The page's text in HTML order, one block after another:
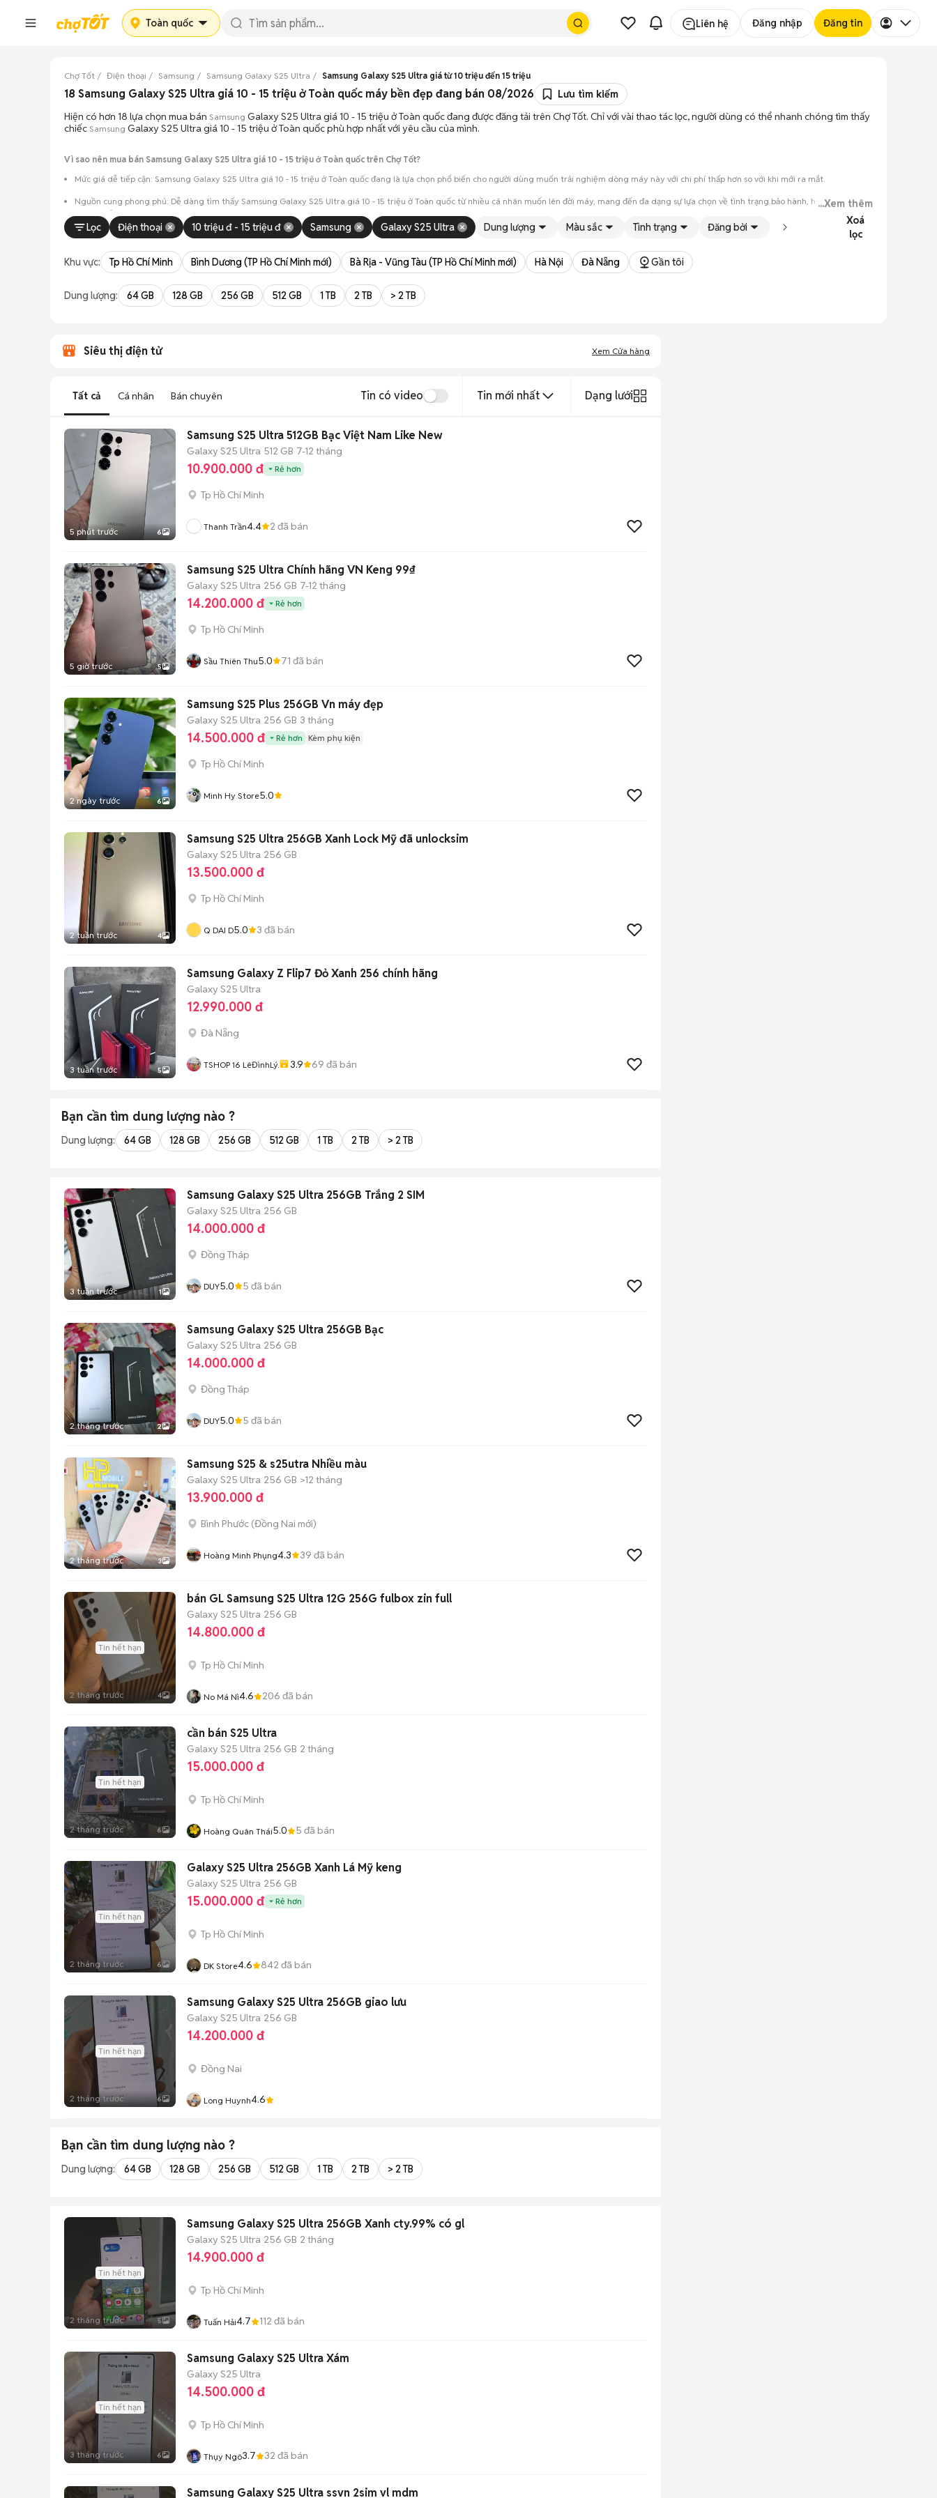
Toàn quốc Liên hệ Đăng nhập Đăng tin
Chợ Tốt Điện thoại Samsung Samsung Galaxy S25 Ultra Samsung Galaxy S25 Ultra giá từ 10 triệu đến 15 triệu
18 Samsung Galaxy S25 Ultra giá 10 - 15 triệu ở Toàn quốc máy bền đẹp đang bán 08/2026
Lưu tìm kiếm
Hiện có hơn 18 lựa chọn mua bán Samsung Galaxy S25 Ultra giá 10 - 15 triệu ở Toàn quốc đang được đăng tải trên Chợ Tốt. Chỉ với vài thao tác lọc, người dùng có thể nhanh chóng tìm thấy
chiếc Samsung Galaxy S25 Ultra giá 10 - 15 triệu ở Toàn quốc phù hợp nhất với yêu cầu của mình.
Vì sao nên mua bán Samsung Galaxy S25 Ultra giá 10 - 15 triệu ở Toàn quốc trên Chợ Tốt?
Mức giá dễ tiếp cận: Samsung Galaxy S25 Ultra giá 10 - 15 triệu ở Toàn quốc đang là lựa chọn phổ biến cho người dùng muốn trải nghiệm dòng máy này với chi phí thấp hơn so với khi mới ra mắt.
Nguồn cung phong phú: Dễ dàng tìm thấy Samsung Galaxy S25 Ultra giá 10 - 15 triệu ở Toàn quốc từ nhiều cá nhân muốn lên đời máy, mang đến đa dạng sự lựa chọn về tình trạng bảo hành, hình thức máy
và màu sắc.
Giao dịch minh bạch: Việc gặp gỡ trực tiếp giúp người mua đánh giá chính xác hiệu năng thực tế của máy so với mô tả trên tin đăng.
Mua bán linh hoạt: Hai bên có thể chủ động thỏa thuận giá cả và địa điểm giao nhận, chốt giao dịch nhanh chóng khi đạt được tiếng nói chung.
...Xem thêm
Lọc
Điện thoại 10 triệu đ - 15 triệu đ Samsung Galaxy S25 Ultra Dung lượng Màu sắc Tình trạng Đăng bởi
Xoá
lọc
Khu vực: Tp Hồ Chí Minh Bình Dương (TP Hồ Chí Minh mới) Bà Rịa - Vũng Tàu (TP Hồ Chí Minh mới) Hà Nội Đà Nẵng Gần tôi
Dung lượng: 64 GB 128 GB 256 GB 512 GB 1 TB 2 TB > 2 TB
Siêu thị điện tử Xem Cửa hàng
Tất cả Cá nhân Bán chuyên Tin có video Tin mới nhất Dạng lưới
5 phút trước 6
Samsung S25 Ultra 512GB Bạc Việt Nam Like New
Galaxy S25 Ultra 512 GB 7-12 tháng
10.900.000 đ Rẻ hơn
Tp Hồ Chí Minh
Thanh Trần4.4 2 đã bán
5 giờ trước 5
Samsung S25 Ultra Chính hãng VN Keng 99₫
Galaxy S25 Ultra 256 GB 7-12 tháng
14.200.000 đ Rẻ hơn
Tp Hồ Chí Minh
Sầu Thiên Thu5.0 71 đã bán
2 ngày trước 6
Samsung S25 Plus 256GB Vn máy đẹp
Galaxy S25 Ultra 256 GB 3 tháng
14.500.000 đ Rẻ hơn Kèm phụ kiện
Tp Hồ Chí Minh
Minh Hy Store5.0
2 tuần trước 4
Samsung S25 Ultra 256GB Xanh Lock Mỹ đã unlocksim
Galaxy S25 Ultra 256 GB
13.500.000 đ
Tp Hồ Chí Minh
Q DAI D5.0 3 đã bán
3 tuần trước 5
Samsung Galaxy Z Flip7 Đỏ Xanh 256 chính hãng
Galaxy S25 Ultra
12.990.000 đ
Đà Nẵng
TSHOP 16 LêĐìnhLý. 3.9 69 đã bán
Bạn cần tìm dung lượng nào ?
Dung lượng: 64 GB 128 GB 256 GB 512 GB 1 TB 2 TB > 2 TB
3 tuần trước 1
Samsung Galaxy S25 Ultra 256GB Trắng 2 SIM
Galaxy S25 Ultra 256 GB
14.000.000 đ
Đồng Tháp
DUY5.0 5 đã bán
2 tháng trước 2
Samsung Galaxy S25 Ultra 256GB Bạc
Galaxy S25 Ultra 256 GB
14.000.000 đ
Đồng Tháp
DUY5.0 5 đã bán
2 tháng trước 3
Samsung S25 & s25utra Nhiều màu
Galaxy S25 Ultra 256 GB >12 tháng
13.900.000 đ
Bình Phước (Đồng Nai mới)
Hoàng Minh Phụng4.3 39 đã bán
Tin hết hạn
2 tháng trước 4
bán GL Samsung S25 Ultra 12G 256G fulbox zin full
Galaxy S25 Ultra 256 GB
14.800.000 đ
Tp Hồ Chí Minh
No Má Nì4.6 206 đã bán
Tin hết hạn
2 tháng trước 6
cần bán S25 Ultra
Galaxy S25 Ultra 256 GB 2 tháng
15.000.000 đ
Tp Hồ Chí Minh
Hoàng Quân Thái5.0 5 đã bán
Tin hết hạn
2 tháng trước 6
Galaxy S25 Ultra 256GB Xanh Lá Mỹ keng
Galaxy S25 Ultra 256 GB
15.000.000 đ Rẻ hơn
Tp Hồ Chí Minh
DK Store4.6 842 đã bán
Tin hết hạn
2 tháng trước 6
Samsung Galaxy S25 Ultra 256GB giao lưu
Galaxy S25 Ultra 256 GB
14.200.000 đ
Đồng Nai
Long Huynh4.6
Bạn cần tìm dung lượng nào ?
Dung lượng: 64 GB 128 GB 256 GB 512 GB 1 TB 2 TB > 2 TB
Tin hết hạn
2 tháng trước 5
Samsung Galaxy S25 Ultra 256GB Xanh cty.99% có gl
Galaxy S25 Ultra 256 GB 2 tháng
14.900.000 đ
Tp Hồ Chí Minh
Tuấn Hải4.7 112 đã bán
Tin hết hạn
3 tháng trước 6
Samsung Galaxy S25 Ultra Xám
Galaxy S25 Ultra
14.500.000 đ
Tp Hồ Chí Minh
Thụy Ngô3.7 32 đã bán
Samsung Galaxy S25 Ultra ssvn 2sim vl mdm